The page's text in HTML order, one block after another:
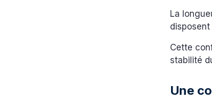
La
Cette
stabilité
Une